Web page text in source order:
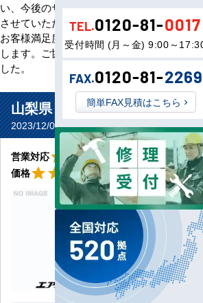
い、今後のサービス向上のためエアコンセ
させていただきます。
お客様満足度100％の評価をいただけるよ
します。ご協力いただきましたお客様、誠
した。
山梨県 甲府市 塾教室に設置さ
2023/12/06(Wed) No.10759
営業対応 星2
starstarstar_borderstar_border star_border工事対応 starstar
価格 星5
starstarstarstarstar
TEL.0120-81-0017
受付時間 (月～金) 9:00～
FAX.0120-81-2269
簡単FAX見積はこちら